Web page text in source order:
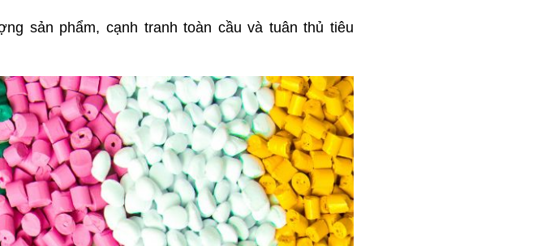
sản phẩm, cạnh tranh toàn cầu và tuân thủ tiêu